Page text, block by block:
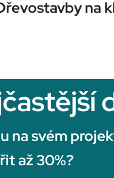
na
na svém
až 30%?